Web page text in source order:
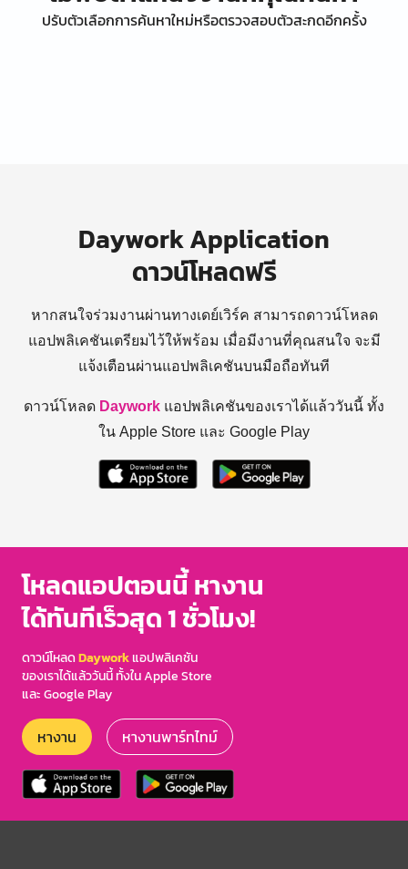
ปรับตัวเลือกการค้นหาใหม่หรือตรวจสอบตัวสะกดอีกครั้ง
Daywork Application
ดาวน์โหลดฟรี
หากสนใจร่วมงานผ่านทางเดย์เวิร์ค สามารถดาวน์โหลด
แอปพลิเคชันเตรียมไว้ให้พร้อม เมื่อมีงานที่คุณสนใจ จะมี
แจ้งเตือนผ่านแอปพลิเคชันบนมือถือทันที
ดาวน์โหลด Daywork แอปพลิเคชันของเราได้แล้ววันนี้ ทั้ง
ใน Apple Store และ Google Play
โหลดแอปตอนนี้ หางาน
ได้ทันทีเร็วสุด 1 ชั่วโมง!
ดาวน์โหลดDayworkแอปพลิเคชัน
ของเราได้แล้ววันนี้ ทั้งใน Apple Store
และ Google Play
หางาน หางานพาร์ทไทม์